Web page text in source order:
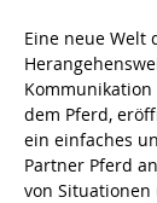
Eine neue Welt
dem Pferd,
ein einfaches
Partner Pferd
von Situationen